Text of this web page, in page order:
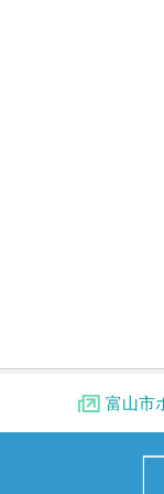
富山市